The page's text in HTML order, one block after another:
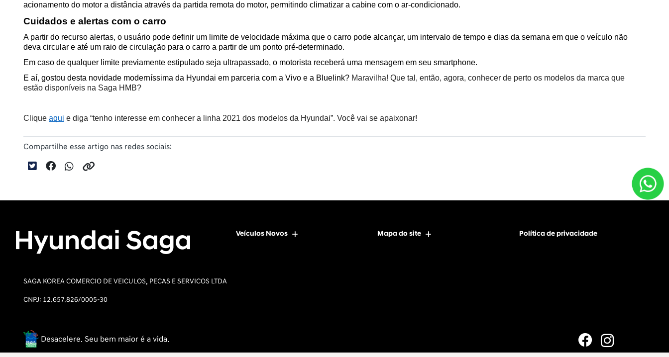
acionamento do motor a distância através da partida remota do motor, permitindo climatizar a cabine com o ar-condicionado.
Cuidados e alertas com o carro
A partir do recurso alertas, o usuário pode definir um limite de velocidade máxima que o carro pode alcançar, um intervalo de tempo e dias da semana em que o veículo não
deva circular e até um raio de circulação para o carro a partir de um ponto pré-determinado.
Em caso de qualquer limite previamente estipulado seja ultrapassado, o motorista receberá uma mensagem em seu smartphone.
E aí, gostou desta novidade moderníssima da Hyundai em parceria com a Vivo e a Bluelink? Maravilha! Que tal, então, agora, conhecer de perto os modelos da marca que
estão disponíveis na Saga HMB?
Clique aqui e diga “tenho interesse em conhecer a linha 2021 dos modelos da Hyundai”. Você vai se apaixonar!
Compartilhe esse artigo nas redes sociais:
Veículos Novos Mapa do site Política de privacidade
SAGA KOREA COMERCIO DE VEICULOS, PECAS E SERVICOS LTDA
CNPJ: 12.657.826/0005-30
Desacelere. Seu bem maior é a vida.